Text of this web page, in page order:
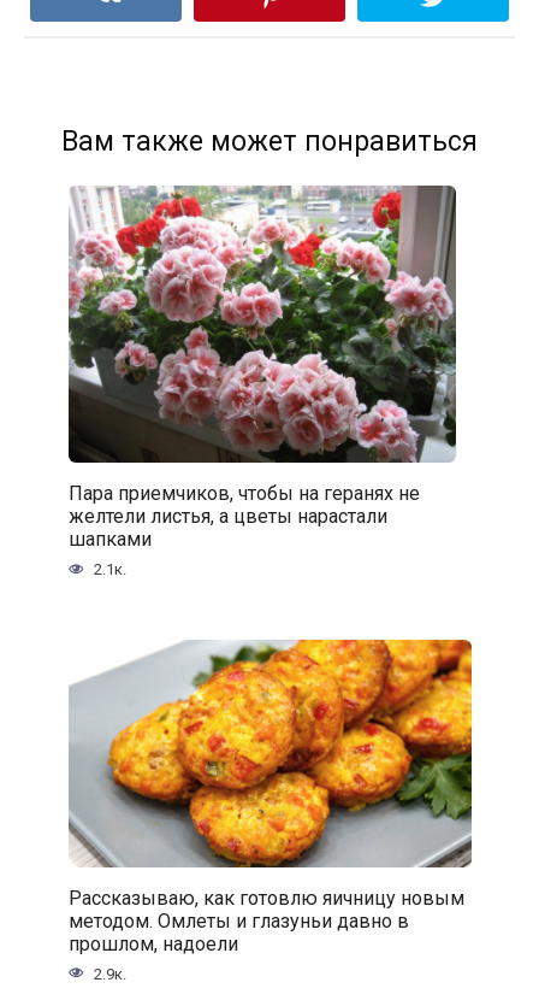
Вам также может понравиться
Пара приемчиков, чтобы на геранях не
желтели листья, а цветы нарастали
шапками
2.1к.
Рассказываю, как готовлю яичницу новым
методом. Омлеты и глазуньи давно в
прошлом, надоели
2.9к.